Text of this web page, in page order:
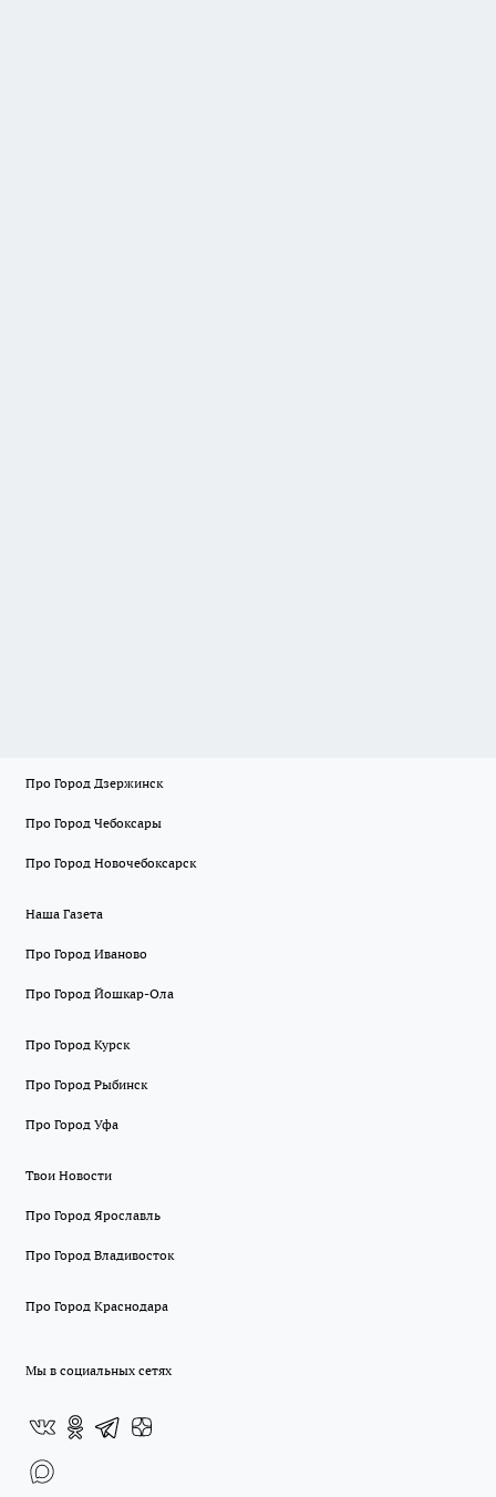
Про Город Дзержинск
Про Город Чебоксары
Про Город Новочебоксарск
Наша Газета
Про Город Иваново
Про Город Йошкар-Ола
Про Город Курск
Про Город Рыбинск
Про Город Уфа
Твои Новости
Про Город Ярославль
Про Город Владивосток
Про Город Краснодара
Мы в социальных сетях